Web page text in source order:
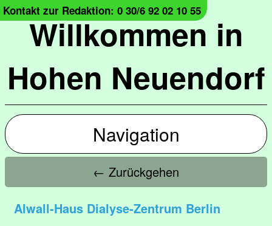
Willkommen in
Hohen Neuendorf
Kontakt zur Redaktion: 0 30/6 92 02 10 55
Navigation
← Zurückgehen
Alwall-Haus Dialyse-Zentrum Berlin